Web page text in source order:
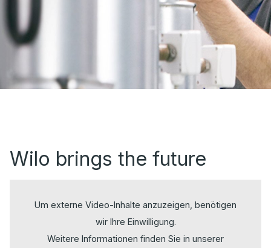
Wilo brings the future
Um externe Video-Inhalte anzuzeigen, benötigen
wir Ihre Einwilligung.
Weitere Informationen finden Sie in unserer